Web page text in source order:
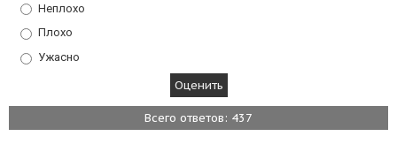
Неплохо
Плохо
Ужасно
Всего ответов: 437